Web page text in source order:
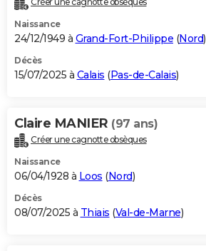
Naissance
24/12/1949 à Grand-Fort-Philippe (Nord)
Décès
15/07/2025 à Calais (Pas-de-Calais)
Claire MANIER (97 ans)
Créer une cagnotte obsèques
Naissance
06/04/1928 à Loos (Nord)
Décès
08/07/2025 à Thiais (Val-de-Marne)